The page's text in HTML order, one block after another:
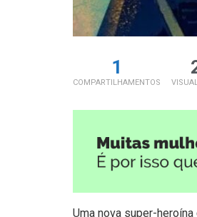
1
COMPARTILHAMENTOS
Uma nova super-